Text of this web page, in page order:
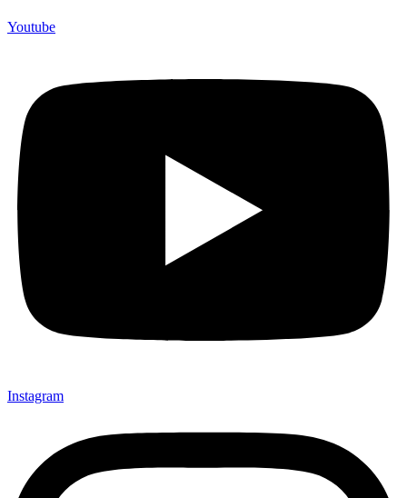
Youtube
Instagram